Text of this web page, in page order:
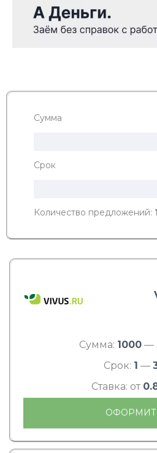
Сумма
Срок
Количество предложений:
Сумма: 1000 —
Срок: 1 —
Ставка: от